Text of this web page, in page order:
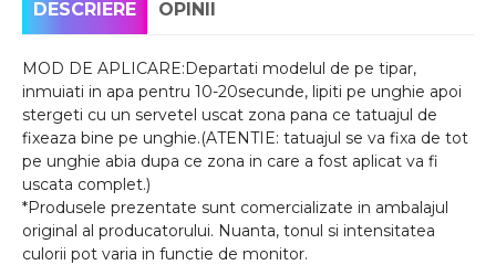
DESCRIERE OPINII
MOD DE APLICARE:Departati modelul de pe tipar,
inmuiati in apa pentru 10-20secunde, lipiti pe unghie apoi
stergeti cu un servetel uscat zona pana ce tatuajul de
fixeaza bine pe unghie.(ATENTIE: tatuajul se va fixa de tot
pe unghie abia dupa ce zona in care a fost aplicat va fi
uscata complet.)
*Produsele prezentate sunt comercializate in ambalajul
original al producatorului. Nuanta, tonul si intensitatea
culorii pot varia in functie de monitor.